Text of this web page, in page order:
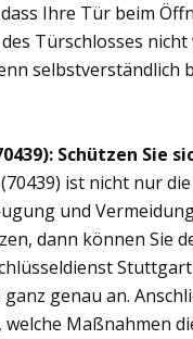
Ihre Tür beim
Türschlosses
selbstverständlich
Schützen Sie
ist nicht nur
und
dann können Sie
genau an.
welche Maßnahmen